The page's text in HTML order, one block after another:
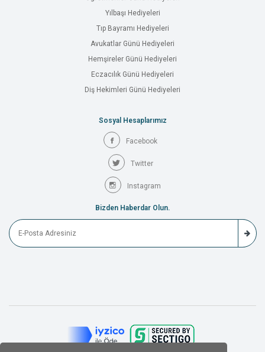
Yılbaşı Hediyeleri
Tıp Bayramı Hediyeleri
Avukatlar Günü Hediyeleri
Hemşireler Günü Hediyeleri
Eczacılık Günü Hediyeleri
Diş Hekimleri Günü Hediyeleri
Sosyal Hesaplarımız
Facebook
Twitter
Instagram
Bizden Haberdar Olun.